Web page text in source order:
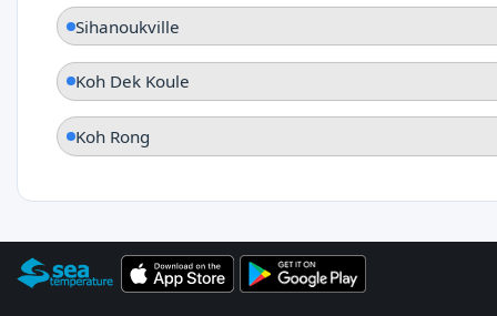
Sihanoukville
Koh Dek Koule
Koh Rong